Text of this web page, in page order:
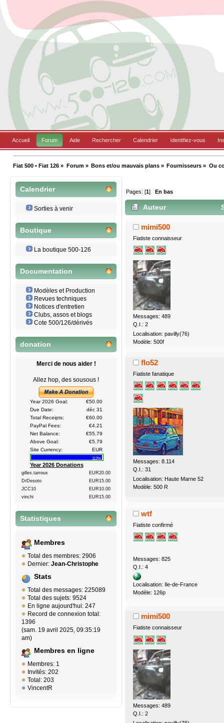
Accueil Forum Aide Rechercher Calendrier Identifiez-vous
Fiat 500 • Fiat 126 » Forum» Bons et/ou mauvais plans» Fournisseurs » Ou
Calendrier
Sorties à venir
Boutique
La boutique 500-126
Documentation
Modèles et Production
Revues techniques
Notices d'entretien
Clubs, assos et blogs
Cote 500/126/dérivés
donation
Merci de nous aider !
Allez hop, des sousous !
Year 2026 Goal:
€50.00
Due Date:
déc 31
Total Receipts:
€60.00
PayPal Fees:
€4.21
Net Balance:
€55.79
Above Goal:
€5.79
Site Currency:
EUR
112%
Year 2026 Donations
gilles.tarroux
EUR20.00
DrDesoto
EUR15.00
JCC10
EUR10.00
vinchi
EUR15.00
Statistiques
Membres
Total des membres: 2906
Dernier: Jean-Christophe
Stats
Total des messages: 225089
Total des sujets: 9524
En ligne aujourd'hui: 247
Record de connexion total:
1396
(sam. 19 avril 2025, 09:35:19
am)
Membres en ligne
Membres: 1
Invités: 202
Total: 203
VincentR
Pages: [1] En bas
Auteur
mimi500
Fiatiste connaisseur
Messages: 489
Q.I.: 2
Localisation: pavilly(76)
Modèle: 500f
flo52
Fiatiste fanatique
Messages: 8.114
Q.I.: 31
Localisation: Haute Marne 52
Modèle: 500 R
wtf
Fiatiste confirmé
Messages: 825
Q.I.: 4
Localisation: Ile-de-France
Modèle: 126p
mimi500
Fiatiste connaisseur
Messages: 489
Q.I.: 2